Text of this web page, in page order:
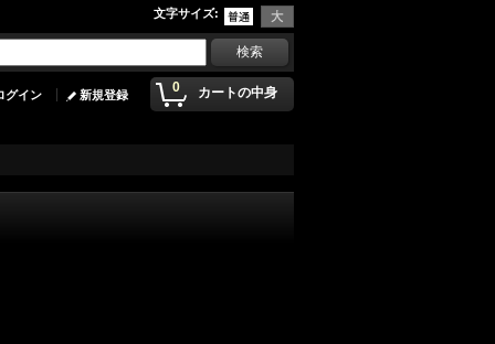
文字サイズ:
0 カートの中身
グイン 新規登録